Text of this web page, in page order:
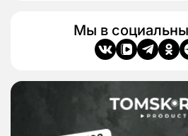
Мы в